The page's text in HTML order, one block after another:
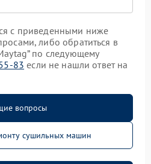
с приведенными ниже
либо обратиться в
по следующему
83 если не нашли ответ на
вопросы
сушильных машин